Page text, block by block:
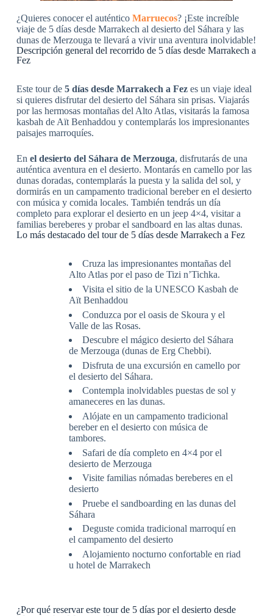
¿Quieres conocer el auténtico Marruecos? ¡Este increíble
viaje de 5 días desde Marrakech al desierto del Sáhara y las
dunas de Merzouga te llevará a vivir una aventura inolvidable!
Descripción general del recorrido de 5 días desde Marrakech a
Fez
Este tour de 5 días desde Marrakech a Fezes un viaje ideal
si quieres disfrutar del desierto del Sáhara sin prisas. Viajarás
por las hermosas montañas del Alto Atlas, visitarás la famosa
kasbah de Aït Benhaddou y contemplarás los impresionantes
paisajes marroquíes.
En el desierto del Sáhara de Merzouga, disfrutarás de una
auténtica aventura en el desierto. Montarás en camello por las
dunas doradas, contemplarás la puesta y la salida del sol, y
dormirás en un campamento tradicional bereber en el desierto
con música y comida locales. También tendrás un día
completo para explorar el desierto en un jeep 4×4, visitar a
familias bereberes y probar el sandboard en las altas dunas.
Lo más destacado del tour de 5 días desde Marrakech a Fez
Cruza las impresionantes montañas del
Alto Atlas por el paso de Tizi n’Tichka.
Visita el sitio de la UNESCO Kasbah de
Aït Benhaddou
Conduzca por el oasis de Skoura y el
Valle de las Rosas.
Descubre el mágico desierto del Sáhara
de Merzouga (dunas de Erg Chebbi).
Disfruta de una excursión en camello por
el desierto del Sáhara.
Contempla inolvidables puestas de sol y
amaneceres en las dunas.
Alójate en un campamento tradicional
bereber en el desierto con música de
tambores.
Safari de día completo en 4×4 por el
desierto de Merzouga
Visite familias nómadas bereberes en el
desierto
Pruebe el sandboarding en las dunas del
Sáhara
Deguste comida tradicional marroquí en
el campamento del desierto
Alojamiento nocturno confortable en riad
u hotel de Marrakech
¿Por qué reservar este tour de 5 días por el desierto desde